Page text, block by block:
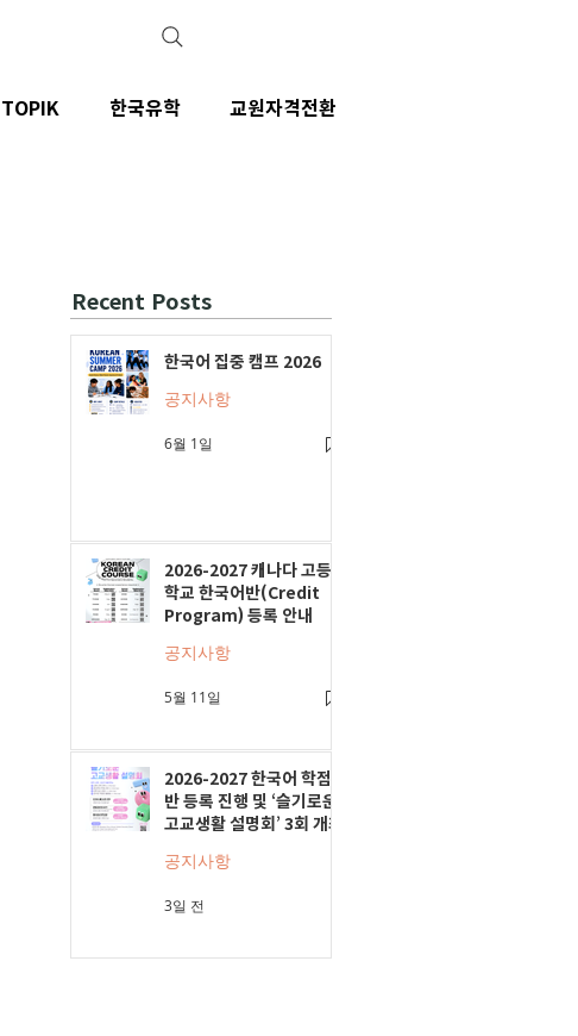
Recent Posts
한국어 집중 캠프 2026
공지사항
6월 1일
2026-2027 캐나다 고등
학교 한국어반(Credit
Program) 등록 안내
공지사항
5월 11일
2026-2027 한국어 학점
반 등록 진행 및 ‘슬기로운
고교생활 설명회’ 3회 개최
공지사항
3일 전
TOPIK 한국유학 교원자격전환